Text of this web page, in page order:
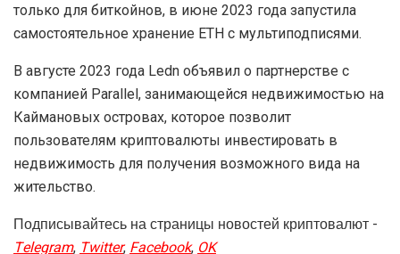
только для биткойнов, в июне 2023 года запустила
самостоятельное хранение ETH с мультиподписями.
В августе 2023 года Ledn объявил о партнерстве с
компанией Parallel, занимающейся недвижимостью на
Каймановых островах, которое позволит
пользователям криптовалюты инвестировать в
недвижимость для получения возможного вида на
жительство.
Подписывайтесь на страницы новостей криптовалют -
Telegram,Twitter,Facebook,OK